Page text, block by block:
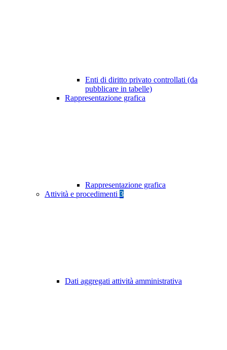
Enti di diritto privato controllati (da
pubblicare in tabelle)
Rappresentazione grafica
Rappresentazione grafica
Attività e procedimenti 3
Dati aggregati attività amministrativa